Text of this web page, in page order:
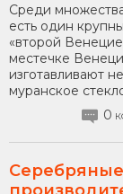
Среди
есть один
«второй
местечке
изготавливают
муранское
0